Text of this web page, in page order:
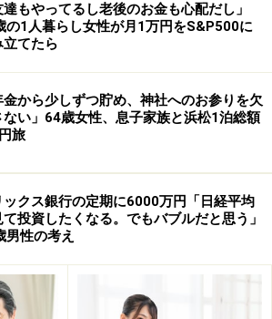
長男（社会人）
万円、配偶者750万円（リタイア前
金5000万円、リスク資産6500万円
品名の詳細が不明なものも原文ママ
達もやってるし老後のお金も心配だし」
の1人暮らし女性が月1万円をS&P500に
立てたら
金から少しずつ貯め、神社へのお参りを欠
ない」64歳女性、息子家族と浜松1泊総額
旅
ックス銀行の定期に6000万円「日経平均
て投資したくなる。でもバブルだと思う」
男性の考え